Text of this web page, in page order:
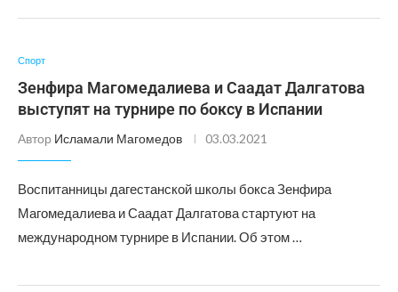
Спорт
Зенфира Магомедалиева и Саадат Далгатова
выступят на турнире по боксу в Испании
Автор Исламали Магомедов 03.03.2021
Воспитанницы дагестанской школы бокса Зенфира
Магомедалиева и Саадат Далгатова стартуют на
международном турнире в Испании. Об этом …